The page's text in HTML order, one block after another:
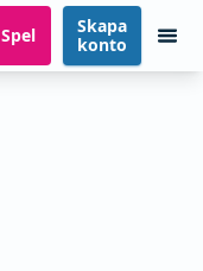
Spel
Skapa
konto